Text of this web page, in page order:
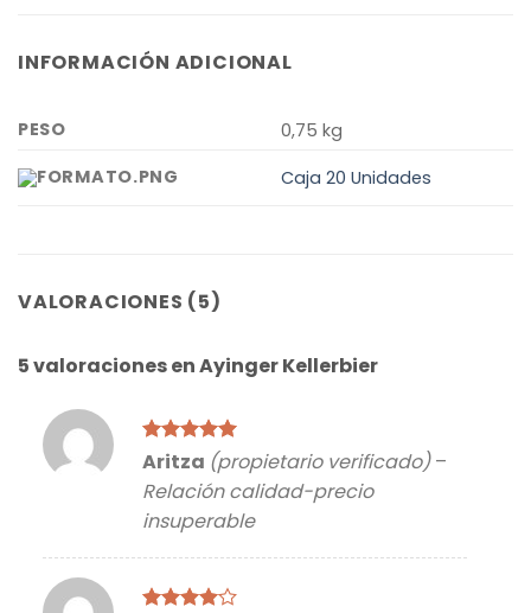
INFORMACIÓN ADICIONAL
PESO 0,75 kg
Caja 20 Unidades
VALORACIONES (5)
5 valoraciones enAyinger Kellerbier
Valorado
de 5
Aritza (propietario verificado) –
Relación calidad-precio
insuperable